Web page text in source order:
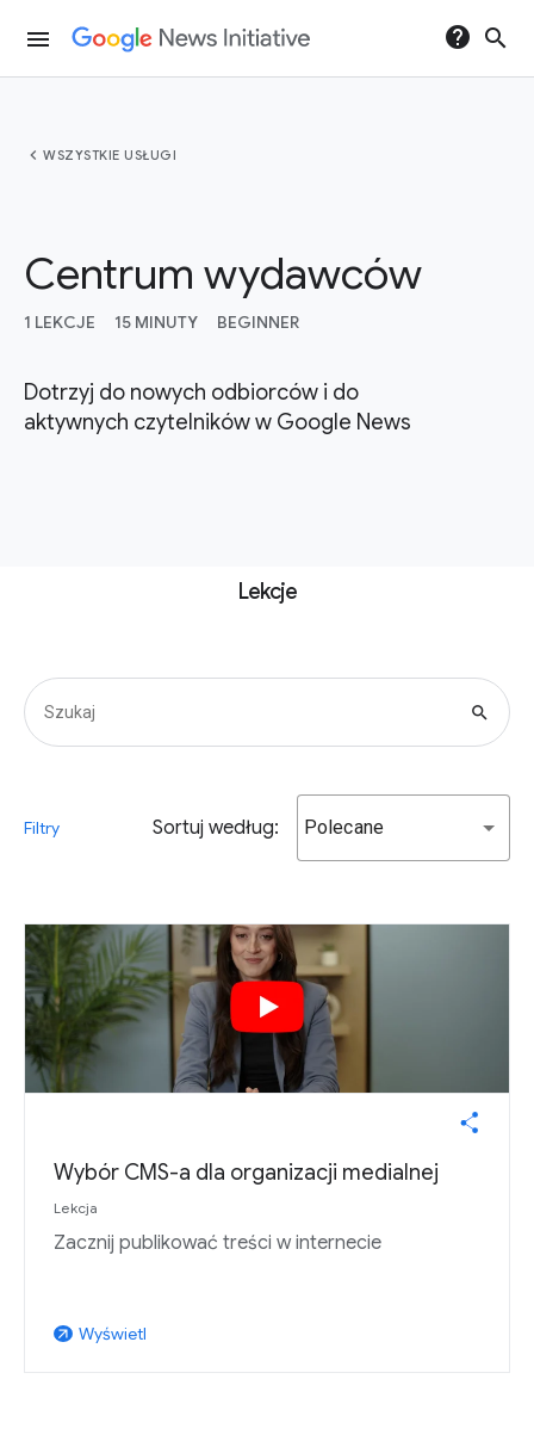
menu help search
chevron_left WSZYSTKIE USŁUGI
Centrum wydawców
1 LEKCJE 15 MINUTY BEGINNER
Dotrzyj do nowych odbiorców i do
aktywnych czytelników w Google News
Lekcje
search
Filtry Sortuj według: Polecane
Wybór CMS-a dla organizacji medialnej
Lekcja
Zacznij publikować treści w internecie
arrow_outward Wyświetl